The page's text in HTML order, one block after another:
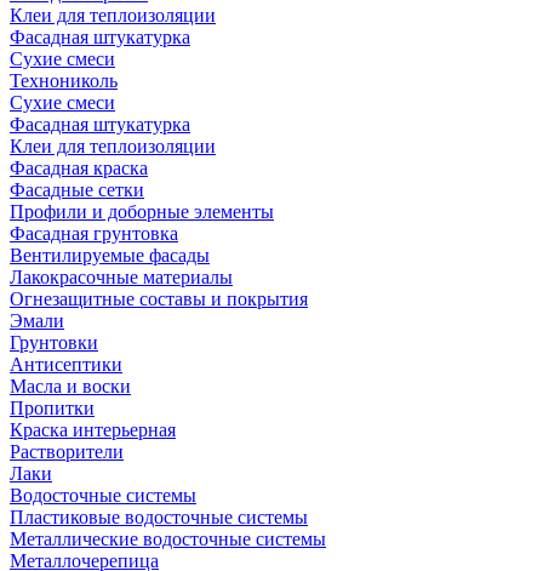
Клеи для теплоизоляции
Фасадная штукатурка
Сухие смеси
Технониколь
Сухие смеси
Фасадная штукатурка
Клеи для теплоизоляции
Фасадная краска
Фасадные сетки
Профили и доборные элементы
Фасадная грунтовка
Вентилируемые фасады
Лакокрасочные материалы
Огнезащитные составы и покрытия
Эмали
Грунтовки
Антисептики
Масла и воски
Пропитки
Краска интерьерная
Растворители
Лаки
Водосточные системы
Пластиковые водосточные системы
Металлические водосточные системы
Металлочерепица